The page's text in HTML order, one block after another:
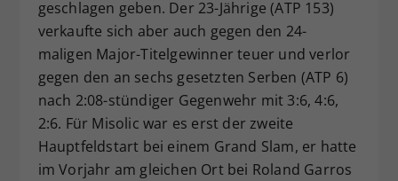
geschlagen geben. Der 23-Jährige (ATP 153)
verkaufte sich aber auch gegen den 24-
maligen Major-Titelgewinner teuer und verlor
gegen den an sechs gesetzten Serben (ATP 6)
nach 2:08-stündiger Gegenwehr mit 3:6, 4:6,
2:6. Für Misolic war es erst der zweite
Hauptfeldstart bei einem Grand Slam, er hatte
im Vorjahr am gleichen Ort bei Roland Garros